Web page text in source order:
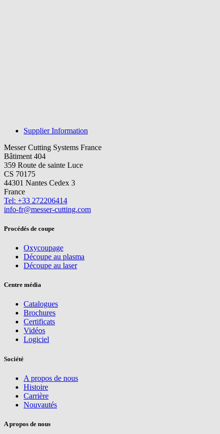
Supplier Information
Messer Cutting Systems France
Bâtiment 404
359 Route de sainte Luce
CS 70175
44301 Nantes Cedex 3
France
Tel: +33 272206414
info-fr@messer-cutting.com
Procédés de coupe
Oxycoupage
Découpe au plasma
Découpe au laser
Centre média
Catalogues
Brochures
Certificats
Vidéos
Logiciel
Société
A propos de nous
Histoire
Carrière
Nouvautés
A propos de nous